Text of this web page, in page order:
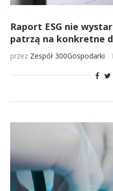
Raport ESG nie
patrzą na konkretne
przez Zespół 300Gospodarki